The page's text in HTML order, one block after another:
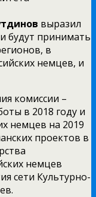
выразил
будут принимать
в
немцев, и
комиссии –
в 2018 году и
немцев на 2019
проектов в
немцев
сети Культурно-